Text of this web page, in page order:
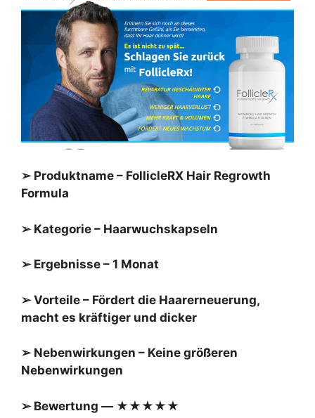
➢ Produktname – FollicleRX Hair Regrowth
Formula
➢ Kategorie – Haarwuchskapseln
➢ Ergebnisse – 1 Monat
➢ Vorteile – Fördert die Haarerneuerung,
macht es kräftiger und dicker
➢ Nebenwirkungen – Keine größeren
Nebenwirkungen
➢ Bewertung — ★★★★★